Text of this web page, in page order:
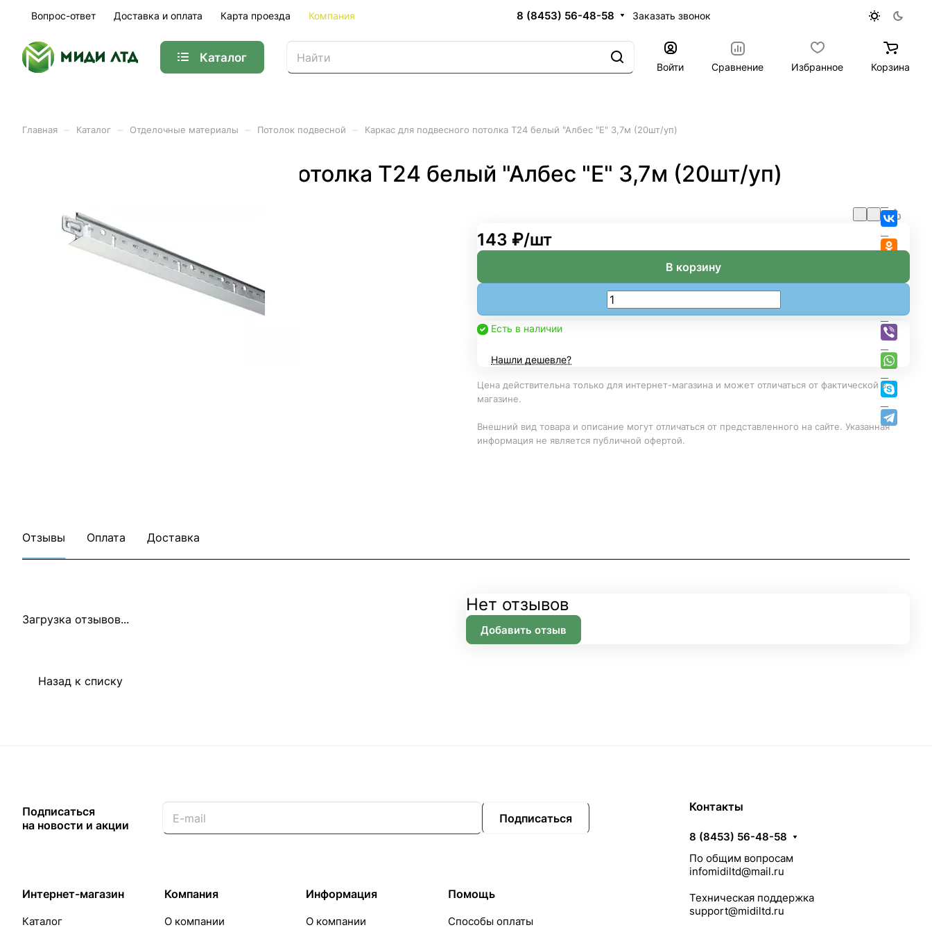
Вопрос-ответ Доставка и оплата Карта проезда Компания 8 (8453) 56-48-58 Заказать звонок
Каталог
Войти Сравнение Избранное Корзина
Главная Каталог Отделочные материалы Потолок подвесной Каркас для подвесного потолка Т24 белый "Албес "Е" 3,7м (20шт/уп)
Каркас для подвесного потолка Т24 белый "Албес "Е" 3,7м (20шт/уп)
01-10738
143 ₽/шт
В корзину
Есть в наличии
Нашли дешевле?
Цена действительна только для интернет-магазина и может отличаться от фактической в
магазине.
Внешний вид товара и описание могут отличаться от представленного на сайте. Указанная
информация не является публичной офертой.
Отзывы Оплата Доставка
Загрузка отзывов...
Нет отзывов
Добавить отзыв
Назад к списку
Подписаться
на новости и акции
Подписаться
Интернет-магазин
Каталог
Компания
О компании
Информация
О компании
Помощь
Способы оплаты
Контакты
8 (8453) 56-48-58
По общим вопросам
infomidiltd@mail.ru
Техническая поддержка
support@midiltd.ru